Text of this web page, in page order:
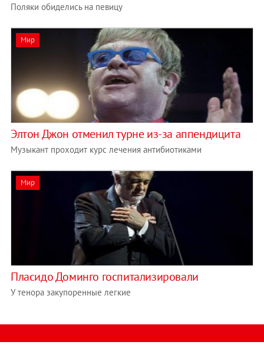
Поляки обиделись на певицу
Мир
Элтон Джон отменил турне из-за аппендицита
Музыкант проходит курс лечения антибиотиками
Мир
Пласидо Доминго госпитализировали
У тенора закупоренные легкие